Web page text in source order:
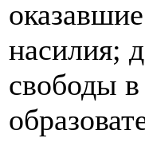
насилия;
свободы